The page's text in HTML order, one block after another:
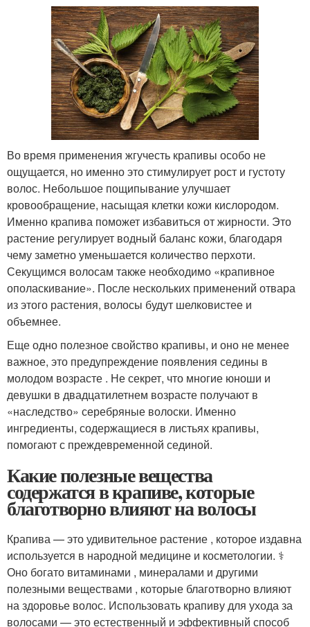
Во время применения жгучесть крапивы особо не
ощущается, но именно это стимулирует рост и густоту
волос. Небольшое пощипывание улучшает
кровообращение, насыщая клетки кожи кислородом.
Именно крапива поможет избавиться от жирности. Это
растение регулирует водный баланс кожи, благодаря
чему заметно уменьшается количество перхоти.
Секущимся волосам также необходимо «крапивное
ополаскивание». После нескольких применений отвара
из этого растения, волосы будут шелковистее и
объемнее.
Еще одно полезное свойство крапивы, и оно не менее
важное, это предупреждение появления седины в
молодом возрасте . Не секрет, что многие юноши и
девушки в двадцатилетнем возрасте получают в
«наследство» серебряные волоски. Именно
ингредиенты, содержащиеся в листьях крапивы,
помогают с преждевременной сединой.
Какие полезные вещества
содержатся в крапиве, которые
благотворно влияют на волосы
Крапива — это удивительное растение , которое издавна
используется в народной медицине и косметологии. ‍⚕️
Оно богато витаминами , минералами и другими
полезными веществами , которые благотворно влияют
на здоровье волос. Использовать крапиву для ухода за
волосами — это естественный и эффективный способ